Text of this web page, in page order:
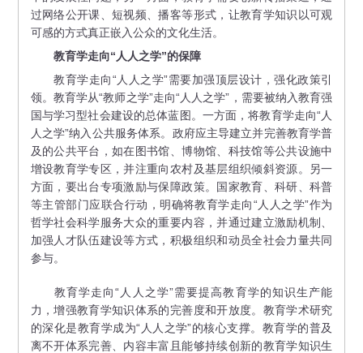
过网络公开课、短视频、播客等形式，让教育学知识以可观
可感的方式真正嵌入公众的文化生活。
教育学走向“人人之学”的保障
教育学走向“人人之学”需要加强顶层设计，强化政策引
领。教育学从“教师之学”走向“人人之学”，需要被纳入教育强
国与学习型社会建设的总体蓝图。一方面，将教育学走向“人
人之学”纳入公共服务体系。政府应主导建立并完善教育学普
及的公共平台，如在图书馆、博物馆、科技馆等公共设施中
增设教育学专区，并注重向农村及基层组织倾斜资源。另一
方面，要出台专项激励与保障政策。国家教育、科研、科普
等主管部门应联合行动，明确将教育学走向“人人之学”作为
哲学社会科学服务大众的重要内容，并通过建立激励机制、
加强人才队伍建设等方式，积极组织和动员全社会力量共同
参与。
教育学走向“人人之学”需要提高教育学的知识生产能
力，增强教育学知识体系的完善度和开放度。教育学术研究
的深化是教育学成为“人人之学”的核心支撑。教育学的普及
离不开体系完善、内容丰富且能够持续创新的教育学知识生